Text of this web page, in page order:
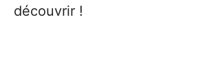
découvrir !